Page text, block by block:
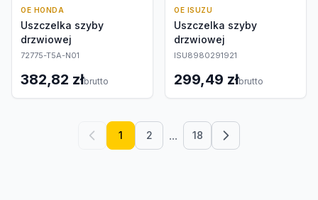
OE HONDA
Uszczelka szyby
drzwiowej
72775-T5A-N01
382,82 złbrutto
OE ISUZU
Uszczelka szyby
drzwiowej
ISU8980291921
299,49 złbrutto
1 2 ... 18